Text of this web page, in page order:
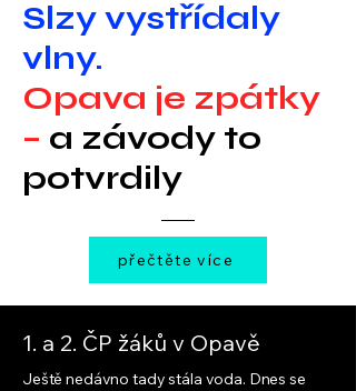
Slzy vystřídaly
vlny.
Opava je zpátky
– a závody to
potvrdily
přečtěte více
1. a 2. ČP žáků v Opavě
Ještě nedávno tady stála voda. Dnes se